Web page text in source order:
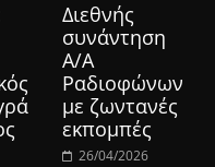
Διεθνής
συνάντηση
Α/Α
Ραδιοφώνων
με ζωντανές
εκπομπές
26/04/2026